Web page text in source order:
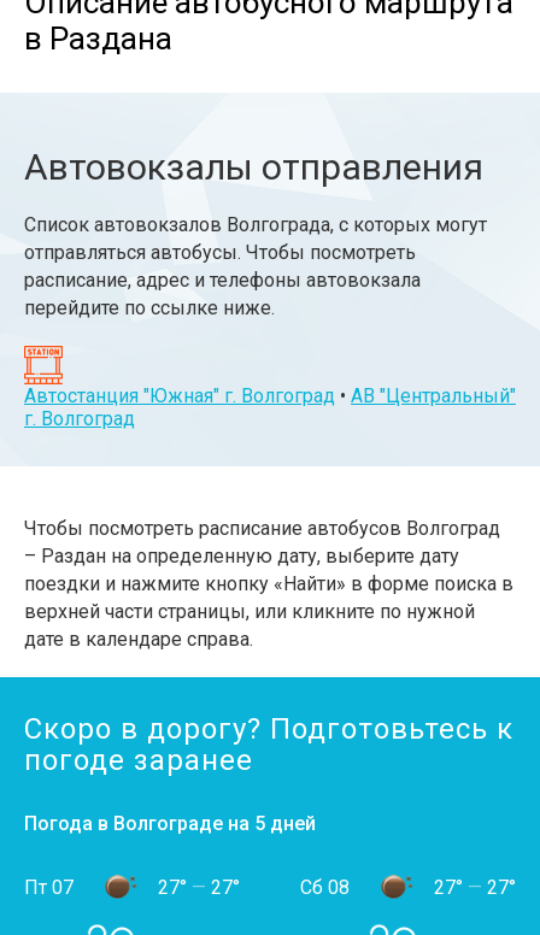
в Раздана
Автовокзалы отправления
Список автовокзалов Волгограда, с которых могут
отправляться автобусы. Чтобы посмотреть
расписание, адрес и телефоны автовокзала
перейдите по ссылке ниже.
Автостанция "Южная" г. Волгоград • АВ "Центральный"
г. Волгоград
Чтобы посмотреть расписание автобусов Волгоград
– Раздан на определенную дату, выберите дату
поездки и нажмите кнопку «Найти» в форме поиска в
верхней части страницы, или кликните по нужной
дате в календаре справа.
Скоро в дорогу? Подготовьтесь к
погоде заранее
Погода в Волгограде на 5 дней
Пт 07 27° — 27° Сб 08 27° — 27°